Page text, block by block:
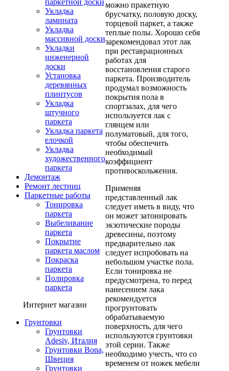
паркетной доски
Укладка
ламината
Укладка
массивной доски
Укладки
инженерной
доски
Установка
деревянных
плинтусов
Укладка
штучного
паркета
Укладка паркета
елочкой
Укладка
художественного
паркета
Демонтаж
Ремонт лестниц
Паркетные работы
Тонировка
паркета
Выбеливание
паркета
Покрытие
паркета маслом
Покраска
паркета
Полировка
паркета
Интернет магазин
Грунтовки
Грунтовки
Adesiv, Италия
Грунтовки Bona,
Швеция
Грунтовки
можно пракетную
брусчатку, половую доску,
торцевой паркет, а также
теплые полы. Хорошо себя
зарекомендовал этот лак
при реставрационных
работах для
восстановления старого
паркета. Производитель
продумал возможность
покрытия пола в
спортзалах, для чего
используется лак с
глянцем или
полуматовый, для того,
чтобы обеспечить
необходимый
коэффициент
противоскольжения.
Применяя
представленный лак
следует иметь в виду, что
он может затонировать
экзотические породы
древесины, поэтому
предварительно лак
следует испробовать на
небольшом участке пола.
Если тонировка не
предусмотрена, то перед
нанесением лака
рекомендуется
прогрунтовать
обрабатываемую
поверхность, для чего
используются грунтовки
этой серии. Также
необходимо учесть, что со
временем от ножек мебели